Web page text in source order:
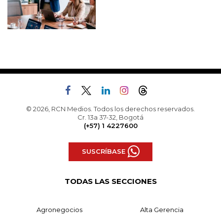
© 2026, RCN Medios. Todos los derechos reservados.
Cr. 13a 37-32, Bogotá
(+57) 1 4227600
SUSCRÍBASE
TODAS LAS SECCIONES
Agronegocios Alta Gerencia